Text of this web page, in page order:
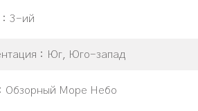
3-ий
Юг, Юго-запад
Обзорный Море Небо